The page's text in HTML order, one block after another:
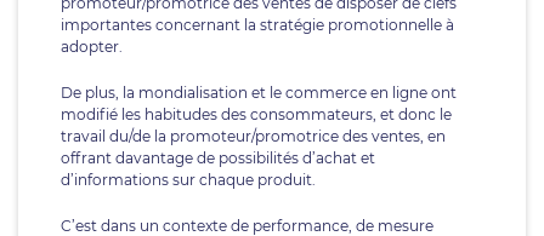
importantes concernant la stratégie promotionnelle à
adopter.
De plus, la mondialisation et le commerce en ligne ont
modifié les habitudes des consommateurs, et donc le
travail du/de la promoteur/promotrice des ventes, en
offrant davantage de possibilités d’achat et
d’informations sur chaque produit.
C’est dans un contexte de performance, de mesure